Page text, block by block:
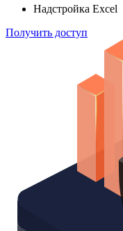
Надстройка Excel
Получить доступ